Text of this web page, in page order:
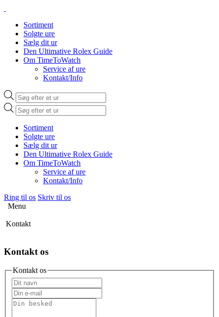
Sortiment
Solgte ure
Sælg dit ur
Den Ultimative Rolex Guide
Om TimeToWatch
Service af ure
Kontakt/Info
Products
search
Products
search
Sortiment
Solgte ure
Sælg dit ur
Den Ultimative Rolex Guide
Om TimeToWatch
Service af ure
Kontakt/Info
Ring til os Skriv til os
Menu
Kontakt
Kontakt os
Kontakt os